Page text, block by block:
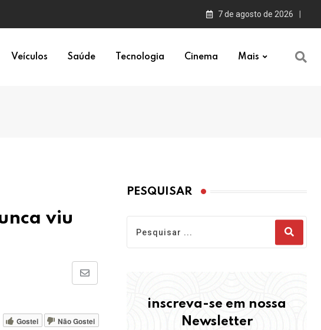
7 de agosto de 2026
Veículos Saúde Tecnologia Cinema Mais
viu
Share
Email
Gostei Não Gostei
PESQUISAR
inscreva-se em nossa
Newsletter